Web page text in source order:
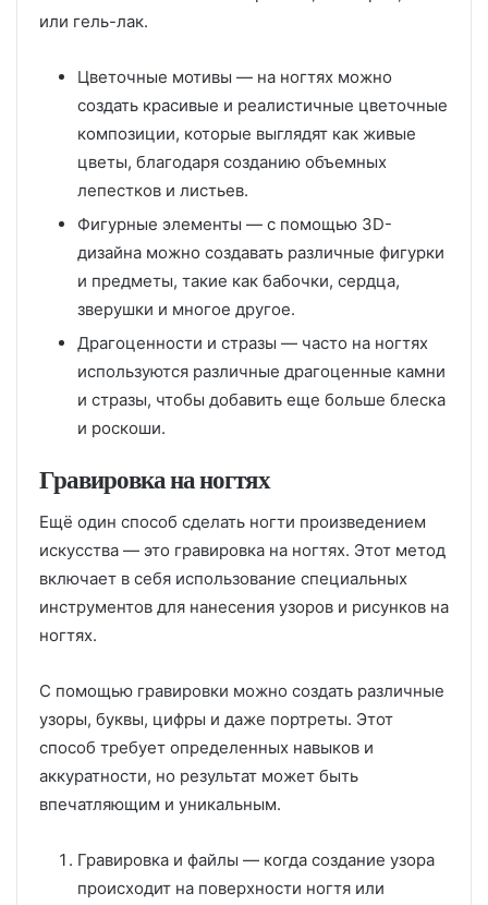
или гель-лак.
Цветочные мотивы — на ногтях можно
создать красивые и реалистичные цветочные
композиции, которые выглядят как живые
цветы, благодаря созданию объемных
лепестков и листьев.
Фигурные элементы — с помощью 3D-
дизайна можно создавать различные фигурки
и предметы, такие как бабочки, сердца,
зверушки и многое другое.
Драгоценности и стразы — часто на ногтях
используются различные драгоценные камни
и стразы, чтобы добавить еще больше блеска
и роскоши.
Гравировка на ногтях
Ещё один способ сделать ногти произведением
искусства — это гравировка на ногтях. Этот метод
включает в себя использование специальных
инструментов для нанесения узоров и рисунков на
ногтях.
С помощью гравировки можно создать различные
узоры, буквы, цифры и даже портреты. Этот
способ требует определенных навыков и
аккуратности, но результат может быть
впечатляющим и уникальным.
Гравировка и файлы — когда создание узора
происходит на поверхности ногтя или